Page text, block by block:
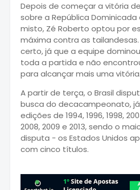
Depois de começar a vitória
sobre a República
misto, Zé Roberto optou por
máxima contra as
certo, já que a equipe
toda a partida e não
para alcançar mais uma vitória.
A partir de terça, o Brasil
busca do decacampeonato,
edições de 1994, 1996, 1998,
2008, 2009 e 2013, sendo o
disputa - os Estados Unidos
com cinco títulos.